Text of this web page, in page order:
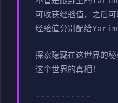
可收获经验值，之后
经验值分别配给
探索隐藏在这世界的
这个世界的真相！
-----------